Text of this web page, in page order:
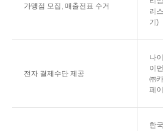
가맹점 모집, 매출전표 수거
리
기)
전자 결제수단 제공
나
이
㈜
페이
한